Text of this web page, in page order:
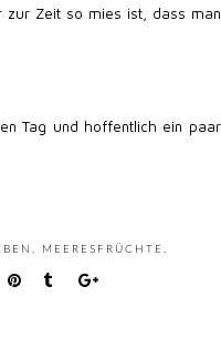
zur Zeit so mies ist, dass man
Tag und hoffentlich ein paar
MEERESFRÜCHTE